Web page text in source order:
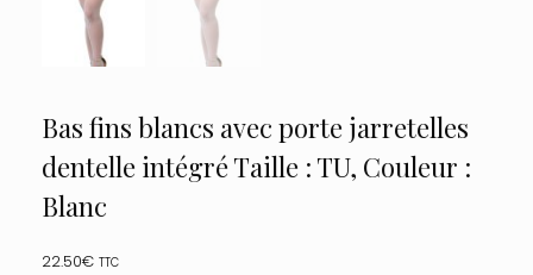
Bas fins blancs avec porte jarretelles
dentelle intégré Taille : TU, Couleur :
Blanc
22.50€ TTC